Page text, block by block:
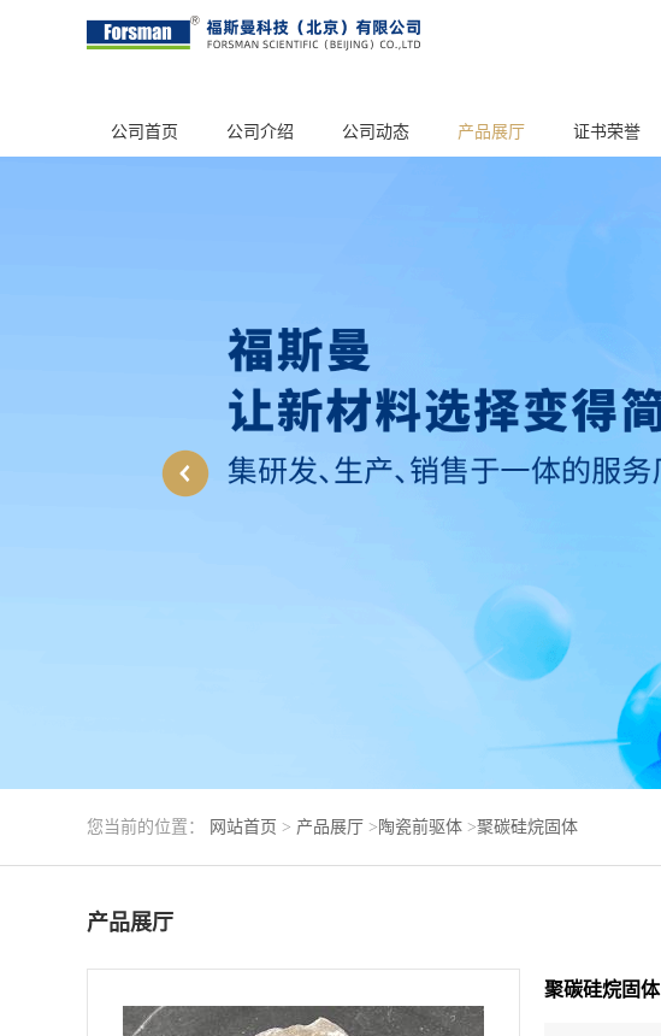
公司首页 公司介绍 公司动态 产品展厅 证书荣誉
您当前的位置： 网站首页 > 产品展厅 > 陶瓷前驱体 >聚碳硅烷固体
产品展厅
聚碳硅烷固体